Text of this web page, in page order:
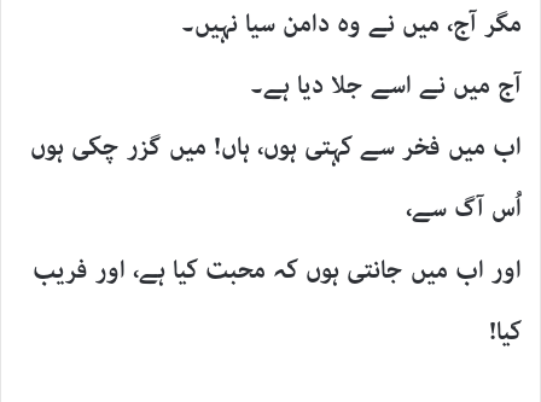
مگر آج، میں نے وہ دامن سیا نہیں۔
آج میں نے اسے جلا دیا ہے۔
اب میں فخر سے کہتی ہوں، ہاں! میں گزر چکی ہوں
اُس آگ سے،
اور اب میں جانتی ہوں کہ محبت کیا ہے، اور فریب
کیا!